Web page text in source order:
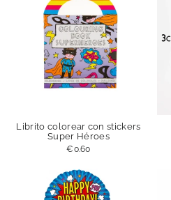
Librito colorear con stickers
Super Héroes
€0.60